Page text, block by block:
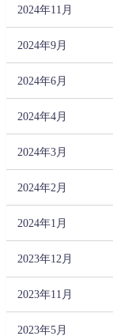
2024年11月
2024年9月
2024年6月
2024年4月
2024年3月
2024年2月
2024年1月
2023年12月
2023年11月
2023年5月